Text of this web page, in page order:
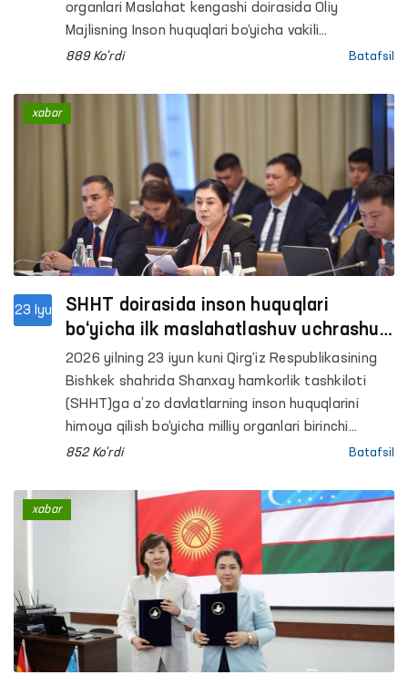
organlari Maslahat kengashi doirasida Oliy
Majlisning Inson huquqlari bo‘yicha vakili
(ombudsman) Feruza Eshmatova Qirg‘iz
Mamataliyevning SHHTga a’zo davlatlar inson
huquqlari institutlari vakillari bilan uchrashuvida
889 Ko'rdi Batafsil
23 Iyu
SHHT doirasida inson huquqlari
bo‘yicha ilk maslahatlashuv uchrashuvi
o‘tkazildi
2026 yilning 23 iyun kuni Qirg‘iz Respublikasining
Bishkek shahrida Shanxay hamkorlik tashkiloti
(SHHT)ga a’zo davlatlarning inson huquqlarini
himoya qilish bo‘yicha milliy organlari birinchi
Maslahat kengashi uchrashuvi bo‘lib o‘tdi.
852 Ko'rdi Batafsil
xabar
xabar